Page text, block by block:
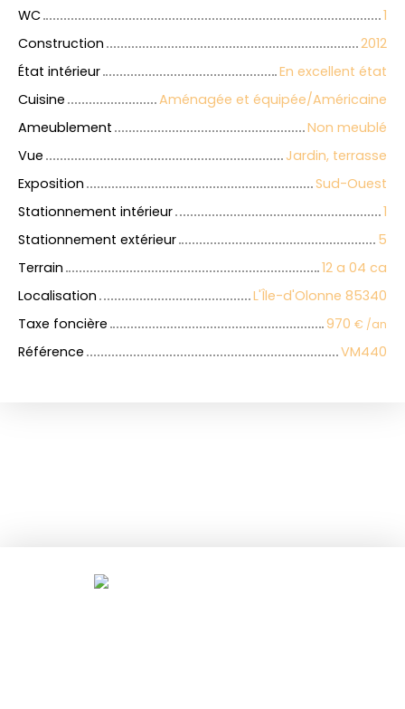
WC
1
Construction
2012
État intérieur
En excellent état
Cuisine
Aménagée et équipée/Américaine
Ameublement
Non meublé
Vue
Jardin, terrasse
Exposition
Sud-Ouest
Stationnement intérieur
1
Stationnement extérieur
5
Terrain
12 a 04 ca
Localisation
L'Île-d'Olonne 85340
Taxe foncière
970 € /an
Référence VM440